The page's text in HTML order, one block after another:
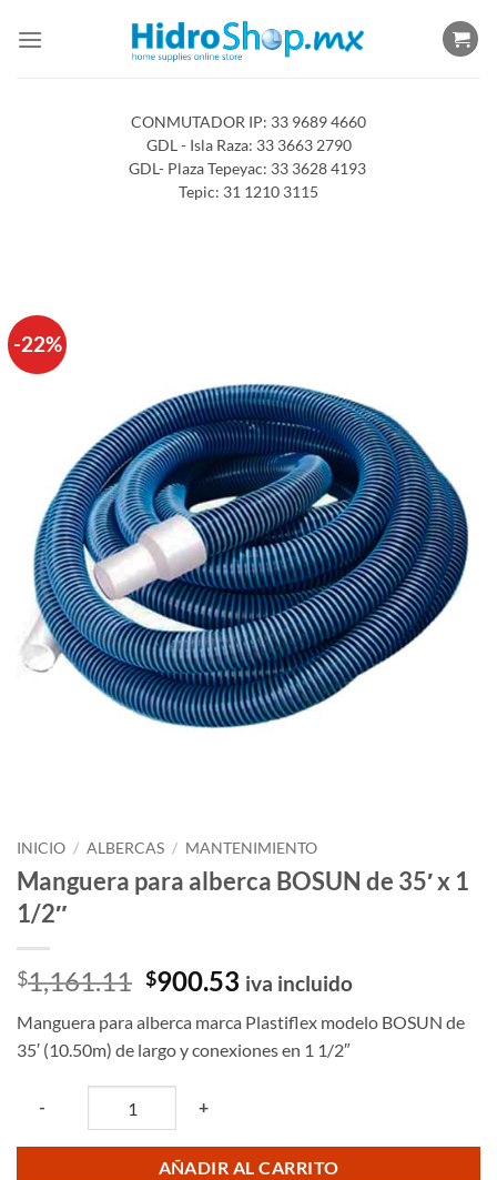
CONMUTADOR IP: 33 9689 4660
GDL - Isla Raza: 33 3663 2790
GDL- Plaza Tepeyac: 33 3628 4193
Tepic: 31 1210 3115
-22%
INICIO / ALBERCAS / MANTENIMIENTO
Manguera para alberca BOSUN de 35′ x 1
1/2″
$1,161.11 El
original
era:
$1,161.11.
$900.53 El
actual
es:
iva incluido
Manguera para alberca marca Plastiflex modelo BOSUN de
35′ (10.50m) de largo y conexiones en 1 1/2″
- +
AÑADIR AL CARRITO